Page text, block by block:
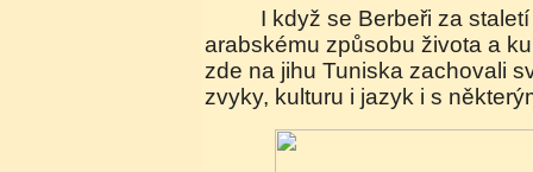
I když se Berbeři za staletí úplně přizpůsobili
arabskému způsobu života a
zde na jihu Tuniska zachovali
zvyky, kulturu i jazyk i s